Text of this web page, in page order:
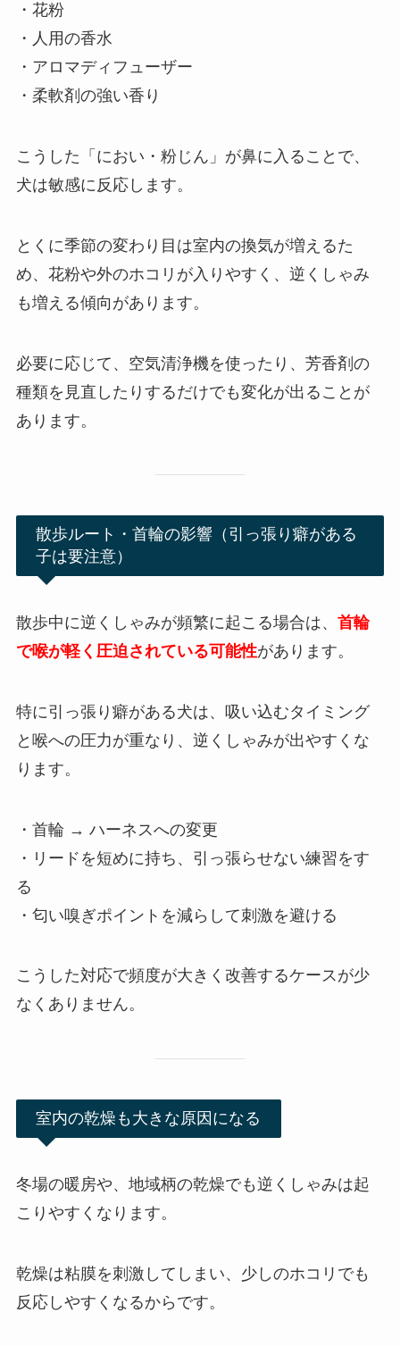
・花粉
・人用の香水
・アロマディフューザー
・柔軟剤の強い香り
こうした「におい・粉じん」が鼻に入ることで、
犬は敏感に反応します。
とくに季節の変わり目は室内の換気が増えるた
め、花粉や外のホコリが入りやすく、逆くしゃみ
も増える傾向があります。
必要に応じて、空気清浄機を使ったり、芳香剤の
種類を見直したりするだけでも変化が出ることが
あります。
散歩ルート・首輪の影響（引っ張り癖がある
子は要注意）
散歩中に逆くしゃみが頻繁に起こる場合は、 首輪
で喉が軽く圧迫されている可能性があります。
特に引っ張り癖がある犬は、吸い込むタイミング
と喉への圧力が重なり、逆くしゃみが出やすくな
ります。
・首輪 → ハーネスへの変更
・リードを短めに持ち、引っ張らせない練習をす
る
・匂い嗅ぎポイントを減らして刺激を避ける
こうした対応で頻度が大きく改善するケースが少
なくありません。
室内の乾燥も大きな原因になる
冬場の暖房や、地域柄の乾燥でも逆くしゃみは起
こりやすくなります。
乾燥は粘膜を刺激してしまい、少しのホコリでも
反応しやすくなるからです。